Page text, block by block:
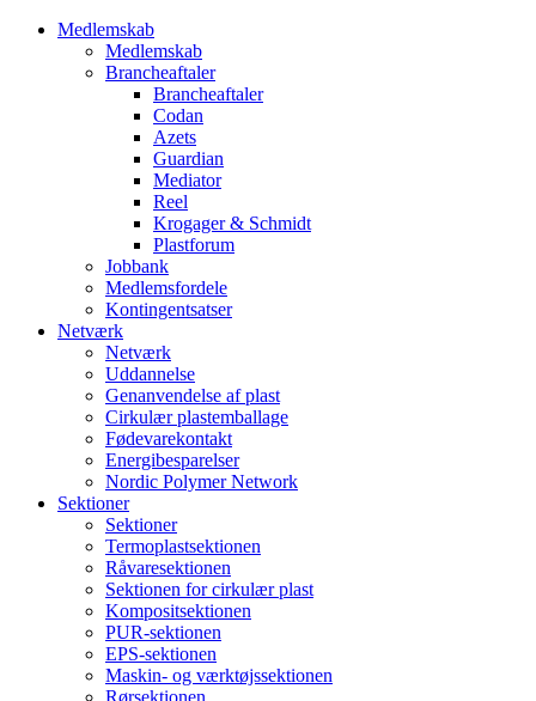
Medlemskab
Medlemskab
Brancheaftaler
Brancheaftaler
Codan
Azets
Guardian
Mediator
Reel
Krogager & Schmidt
Plastforum
Jobbank
Medlemsfordele
Kontingentsatser
Netværk
Netværk
Uddannelse
Genanvendelse af plast
Cirkulær plastemballage
Fødevarekontakt
Energibesparelser
Nordic Polymer Network
Sektioner
Sektioner
Termoplastsektionen
Råvaresektionen
Sektionen for cirkulær plast
Kompositsektionen
PUR-sektionen
EPS-sektionen
Maskin- og værktøjssektionen
Rørsektionen